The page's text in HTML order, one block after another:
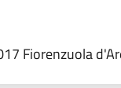
Fiorenzuola